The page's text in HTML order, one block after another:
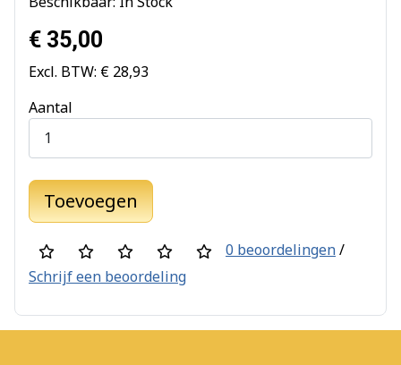
€ 35,00
Excl. BTW: € 28,93
Aantal
Toevoegen
0 beoordelingen/
Schrijf een beoordeling